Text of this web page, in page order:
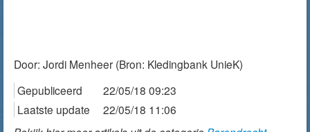
Door: Jordi Menheer (Bron: Kledingbank UnieK)
Gepubliceerd
22/05/18 09:23
Laatste update
22/05/18 11:06